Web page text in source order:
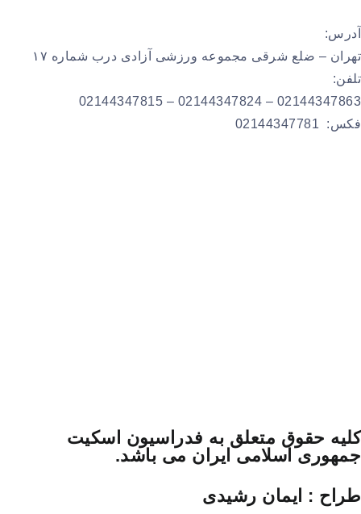
آدرس:
تهران – ضلع شرقی مجموعه ورزشی آزادی درب شماره ۱۷
تلفن:
02144347863 – 02144347824 – 02144347815
فکس: 02144347781
کلیه حقوق متعلق به فدراسیون اسکیت
جمهوری اسلامی ایران می باشد.
طراح : ایمان رشیدی